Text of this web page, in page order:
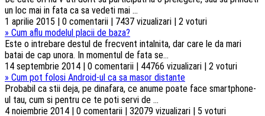
un loc mai in fata ca sa vedeti mai ...
1 aprilie 2015 | 0 comentarii | 7437 vizualizari | 2 voturi
» Cum aflu modelul placii de baza?
Este o intrebare destul de frecvent intalnita, dar care le da mari
batai de cap unora. In momentul de fata se...
14 septembrie 2014 | 0 comentarii | 44766 vizualizari | 2 voturi
» Cum pot folosi Android-ul ca sa masor distante
Probabil ca stii deja, pe dinafara, ce anume poate face smartphone-
ul tau, cum si pentru ce te poti servi de ...
4 noiembrie 2014 | 0 comentarii | 32079 vizualizari | 5 voturi